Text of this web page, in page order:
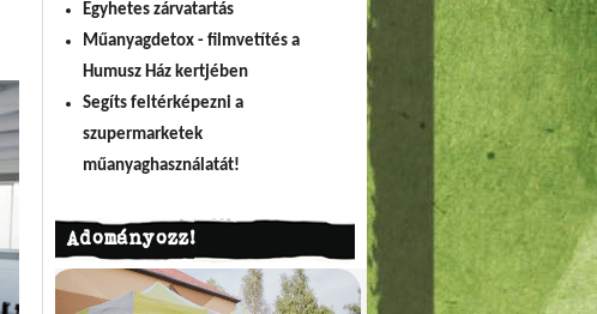
Egyhetes zárvatartás
Műanyagdetox - filmvetítés a
Humusz Ház kertjében
Segíts feltérképezni a
szupermarketek
műanyaghasználatát!
Adományozz!